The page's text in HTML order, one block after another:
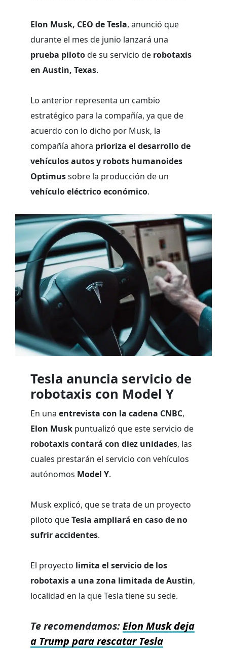
Elon Musk, CEO de Tesla, anunció que
durante el mes de junio lanzará una
prueba pilotode su servicio de robotaxis
en Austin, Texas.
Lo anterior representa un cambio
estratégico para la compañía, ya que de
acuerdo con lo dicho por Musk, la
compañía ahora prioriza el desarrollo de
vehículos autos y robots humanoides
Optimussobre la producción de un
vehículo eléctrico económico.
Tesla anuncia servicio de
robotaxis con Model Y
En una entrevista con la cadena CNBC,
Elon Musk puntualizó que este servicio de
robotaxis contará con diez unidades, las
cuales prestarán el servicio con vehículos
autónomos Model Y.
Musk explicó, que se trata de un proyecto
piloto queTesla ampliará en caso de no
sufrir accidentes.
El proyecto limita el servicio de los
robotaxis a una zona limitada de Austin,
localidad en la que Tesla tiene su sede.
Te recomendamos:Elon Musk deja
a Trump para rescatar Tesla